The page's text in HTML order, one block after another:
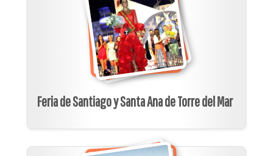
Feria de Santiago y Santa Ana de Torre del Mar